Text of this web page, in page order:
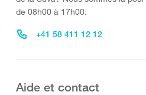
de 08h00 à 17h00.
+41 58 411 12 12
Aide et contact